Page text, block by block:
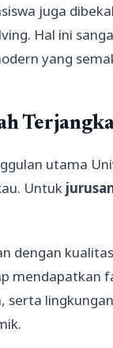
juga
Hal ini
yang
utama
Untuk
dengan
mendapatkan
serta